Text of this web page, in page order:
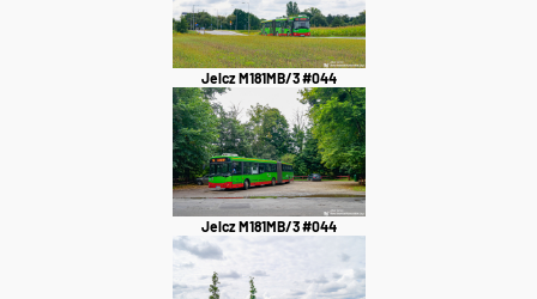
Jelcz M181MB/3 #044
Jelcz M181MB/3 #044